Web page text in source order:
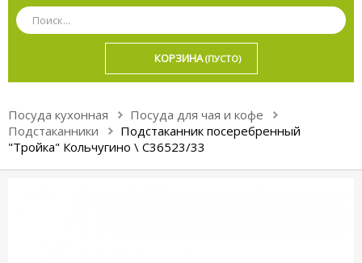
КОРЗИНА (ПУСТО)
Посуда кухонная
Посуда для чая и кофе
Подстаканники
Подстаканник посеребренный
"Тройка" Кольчугино \ С36523/33